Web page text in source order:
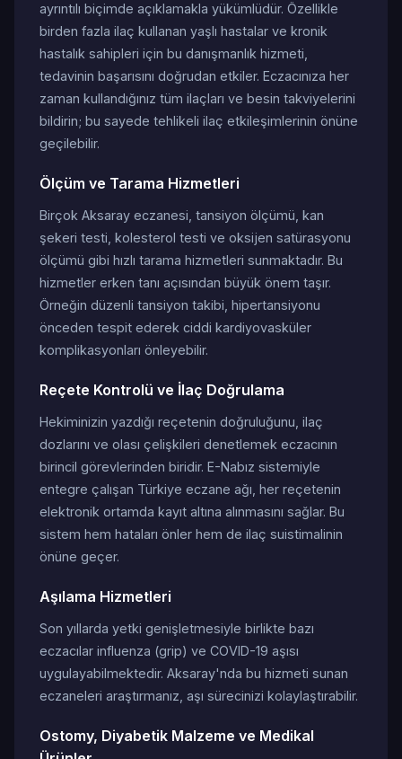
ayrıntılı biçimde açıklamakla yükümlüdür. Özellikle
birden fazla ilaç kullanan yaşlı hastalar ve kronik
hastalık sahipleri için bu danışmanlık hizmeti,
tedavinin başarısını doğrudan etkiler. Eczacınıza her
zaman kullandığınız tüm ilaçları ve besin takviyelerini
bildirin; bu sayede tehlikeli ilaç etkileşimlerinin önüne
geçilebilir.
Ölçüm ve Tarama Hizmetleri
Birçok Aksaray eczanesi, tansiyon ölçümü, kan
şekeri testi, kolesterol testi ve oksijen satürasyonu
ölçümü gibi hızlı tarama hizmetleri sunmaktadır. Bu
hizmetler erken tanı açısından büyük önem taşır.
Örneğin düzenli tansiyon takibi, hipertansiyonu
önceden tespit ederek ciddi kardiyovasküler
komplikasyonları önleyebilir.
Reçete Kontrolü ve İlaç Doğrulama
Hekiminizin yazdığı reçetenin doğruluğunu, ilaç
dozlarını ve olası çelişkileri denetlemek eczacının
birincil görevlerinden biridir. E-Nabız sistemiyle
entegre çalışan Türkiye eczane ağı, her reçetenin
elektronik ortamda kayıt altına alınmasını sağlar. Bu
sistem hem hataları önler hem de ilaç suistimalinin
önüne geçer.
Aşılama Hizmetleri
Son yıllarda yetki genişletmesiyle birlikte bazı
eczacılar influenza (grip) ve COVID-19 aşısı
uygulayabilmektedir. Aksaray'nda bu hizmeti sunan
eczaneleri araştırmanız, aşı sürecinizi kolaylaştırabilir.
Ostomy, Diyabetik Malzeme ve Medikal